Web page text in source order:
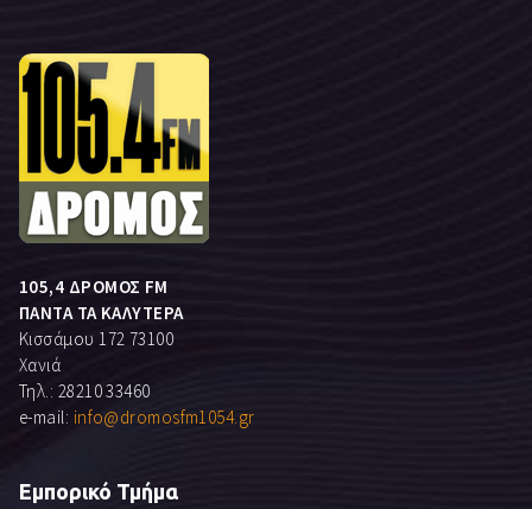
105,4 ΔΡΟΜΟΣ FM
ΠΑΝΤΑ ΤΑ ΚΑΛΥΤΕΡΑ
Κισσάμου 172 73100
Χανιά
Τηλ.: 28210 33460
e-mail: info@dromosfm1054.gr
Εμπορικό Τμήμα